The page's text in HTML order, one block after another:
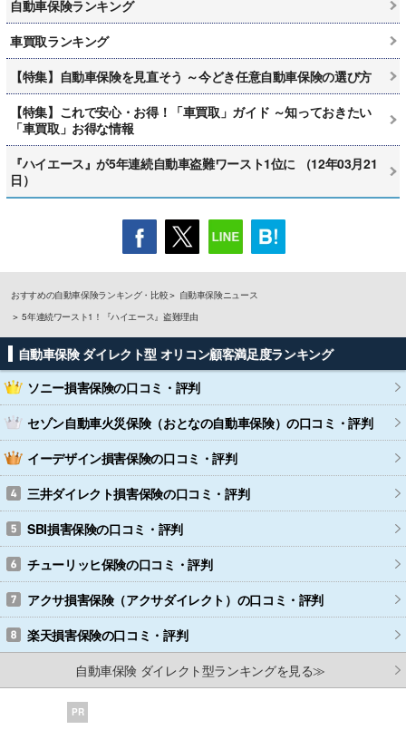
自動車保険ランキング
車買取ランキング
【特集】自動車保険を見直そう ～今どき任意自動車保険の選び方
【特集】これで安心・お得！「車買取」ガイド ～知っておきたい
「車買取」お得な情報
『ハイエース』が5年連続自動車盗難ワースト1位に （12年03月21
日）
おすすめの自動車保険ランキング・比較
自動車保険ニュース
5年連続ワースト1！『ハイエース』盗難理由
自動車保険 ダイレクト型 オリコン顧客満足度ランキング
ソニー損害保険の口コミ・評判
セゾン自動車火災保険（おとなの自動車保険）の口コミ・評判
イーデザイン損害保険の口コミ・評判
三井ダイレクト損害保険の口コミ・評判
SBI損害保険の口コミ・評判
チューリッヒ保険の口コミ・評判
アクサ損害保険（アクサダイレクト） の口コミ・評判
楽天損害保険の口コミ・評判
自動車保険 ダイレクト型ランキングを見る≫
PR